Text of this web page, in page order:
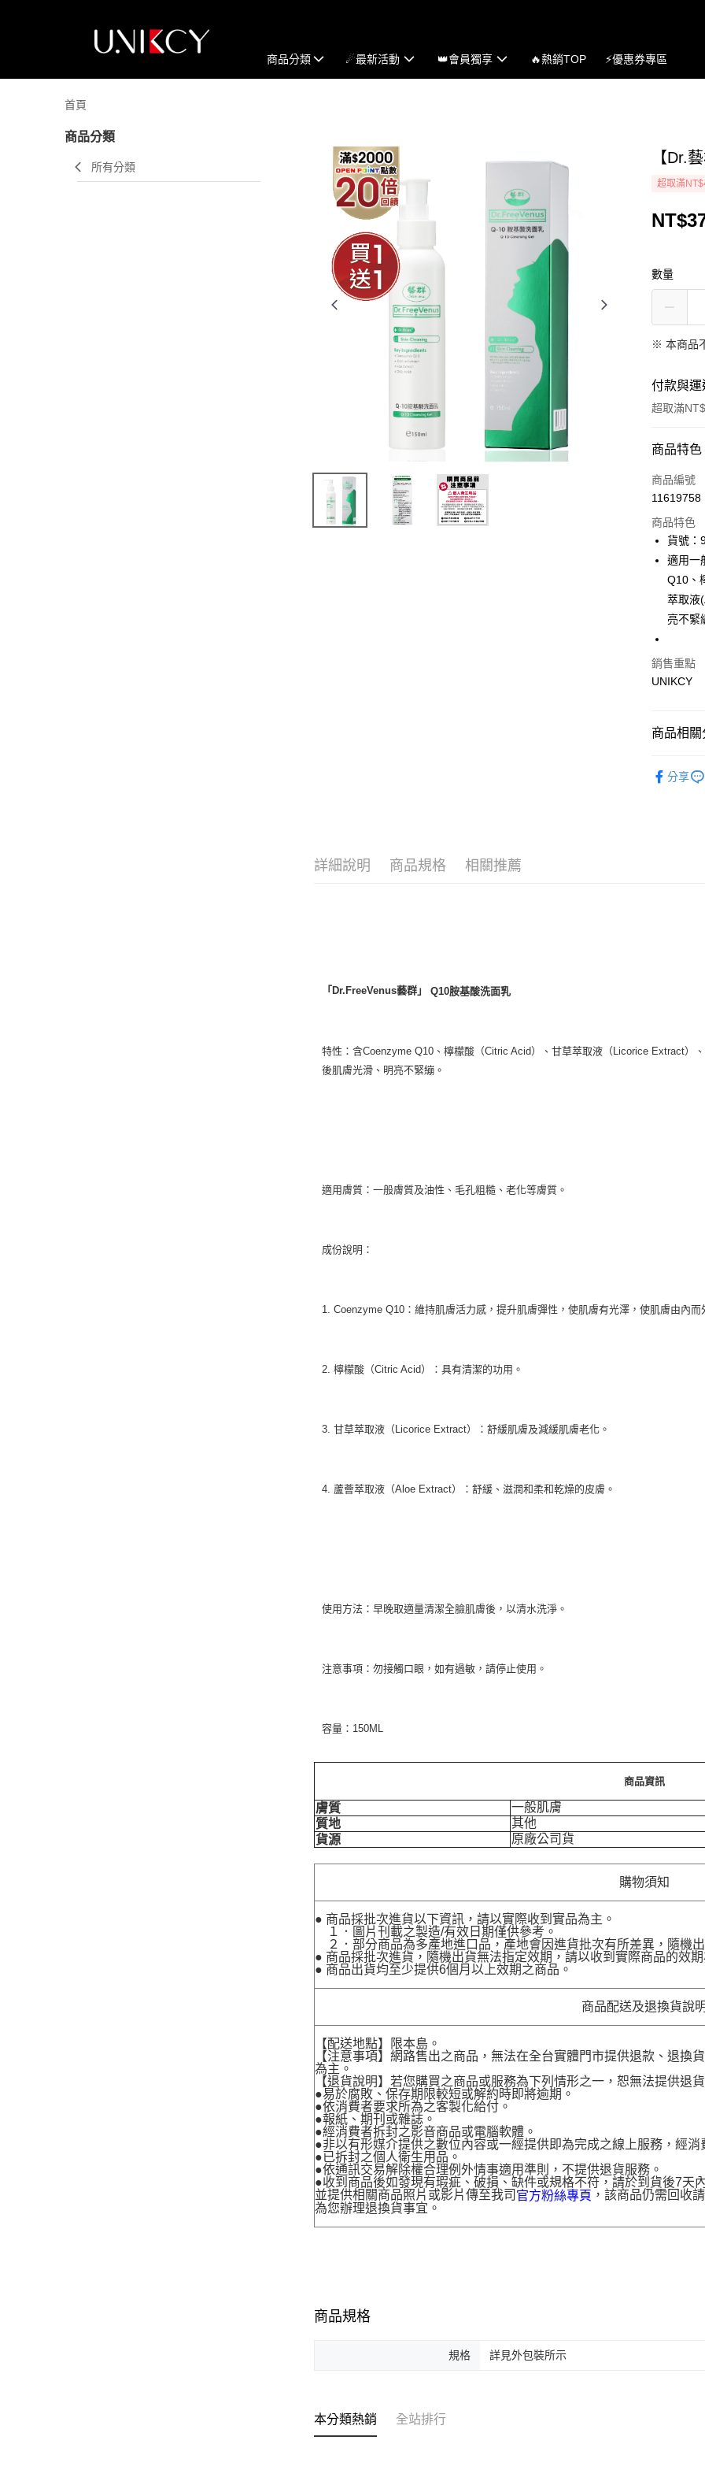
商品分類 ☄最新活動 👑會員獨享 🔥熱銷TOP ⚡優惠券專區
首頁
商品分類
所有分類
【Dr.
超取滿
數量
※ 本商品
付款與運
超取滿
付款方式
icash Pay
超商取貨
LINE Pay
Apple Pay
街口支付
Google Pay
運送方式
每筆
商品特色
商品編號
11619758
商品特色
貨號：
適用一
Q10、
萃取液
亮不緊
銷售重點
UNIKCY
商品相關
分享
詳細說明 商品規格 相關推薦
「Dr.FreeVenus藝群」 Q10胺基酸洗面乳
特性：含Coenzyme Q10、檸檬酸（Citric Acid）、甘草萃取液（Licorice Extract）
後肌膚光滑、明亮不緊繃。
適用膚質：一般膚質及油性、毛孔粗糙、老化等膚質。
成份說明：
1. Coenzyme Q10：維持肌膚活力感，提升肌膚彈性，使肌膚有光澤，使肌膚由內而
2. 檸檬酸（Citric Acid）：具有清潔的功用。
3. 甘草萃取液（Licorice Extract）：舒緩肌膚及減緩肌膚老化。
4. 蘆薈萃取液（Aloe Extract）：舒緩、滋潤和柔和乾燥的皮膚。
使用方法：早晚取適量清潔全臉肌膚後，以清水洗淨。
注意事項：勿接觸口眼，如有過敏，請停止使用。
容量：150ML
商品資訊
膚質
一般肌膚
質地
其他
貨源
原廠公司貨
購物須知
● 商品採批次進貨以下資訊，請以實際收到實品為主。
１．圖片刊載之製造/有效日期僅供參考。
２．部分商品為多產地進口品，產地會因進貨批次有所差異，隨機出
● 商品採批次進貨，隨機出貨無法指定效期，請以收到實際商品的效期
● 商品出貨均至少提供6個月以上效期之商品。
商品配送及退換貨說明
【配送地點】限本島。
【注意事項】網路售出之商品，無法在全台實體門市提供退款、退換
為主。
【退貨說明】若您購買之商品或服務為下列情形之一，恕無法提供退貨
●易於腐敗、保存期限較短或解約時即將逾期。
●依消費者要求所為之客製化給付。
●報紙、期刊或雜誌。
●經消費者拆封之影音商品或電腦軟體。
●非以有形媒介提供之數位內容或一經提供即為完成之線上服務，經消
●已拆封之個人衛生用品。
●依通訊交易解除權合理例外情事適用準則，不提供退貨服務。
●收到商品後如發現有瑕疵、破損、缺件或規格不符，請於到貨後7天
並提供相關商品照片或影片傳至我司 官方粉絲專頁 ，該商品仍需回收
為您辦理退換貨事宜。
商品規格
規格 詳見外包裝所示
本分類熱銷 全站排行